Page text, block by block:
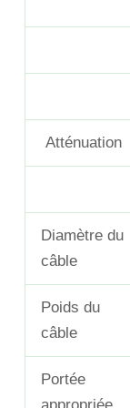
Atténuation
Diamètre du
câble
Poids du
câble
Portée